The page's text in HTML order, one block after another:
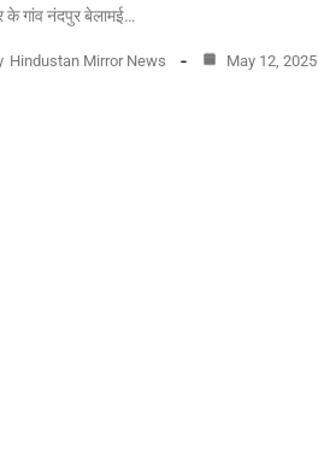
के गांव नंदपुर बेलामई…
Hindustan Mirror News May 12, 2025